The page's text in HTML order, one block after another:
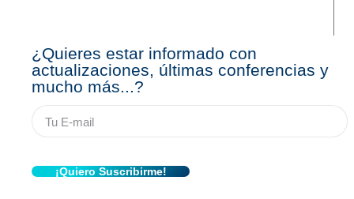
¿Quieres estar informado con
actualizaciones, últimas conferencias y
mucho más...?